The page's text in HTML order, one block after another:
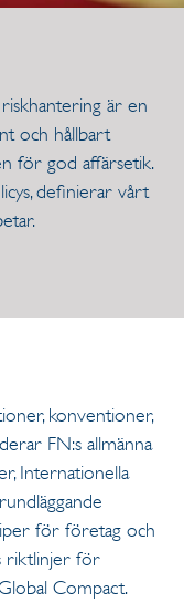
är en
och hållbart
för god affärsetik.
definierar vårt
konventioner,
FN:s allmänna
Internationella
för företag och
riktlinjer för
Compact.